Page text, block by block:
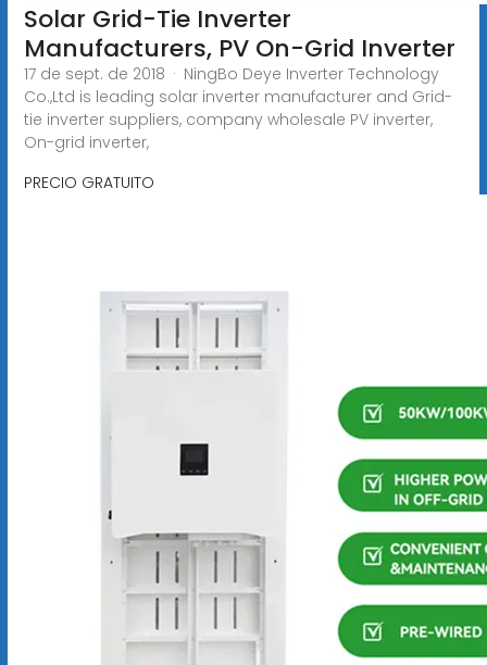
Solar Grid-Tie Inverter
Manufacturers, PV On-Grid Inverter
17 de sept. de 2018 · NingBo Deye Inverter Technology
Co.,Ltd is leading solar inverter manufacturer and Grid-
tie inverter suppliers, company wholesale PV inverter,
On-grid inverter,
PRECIO GRATUITO